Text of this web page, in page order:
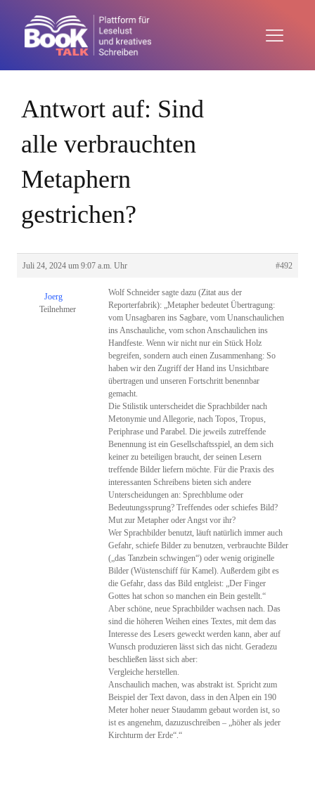
Antwort auf: Sind
alle verbrauchten
Metaphern
gestrichen?
Juli 24, 2024 um 9:07 a.m. Uhr #492
Joerg
Teilnehmer
Wolf Schneider sagte dazu (Zitat aus der
Reporterfabrik): „Metapher bedeutet Übertragung:
vom Unsagbaren ins Sagbare, vom Unanschaulichen
ins Anschauliche, vom schon Anschaulichen ins
Handfeste. Wenn wir nicht nur ein Stück Holz
begreifen, sondern auch einen Zusammenhang: So
haben wir den Zugriff der Hand ins Unsichtbare
übertragen und unseren Fortschritt benennbar
gemacht.
Die Stilistik unterscheidet die Sprachbilder nach
Metonymie und Allegorie, nach Topos, Tropus,
Periphrase und Parabel. Die jeweils zutreffende
Benennung ist ein Gesellschaftsspiel, an dem sich
keiner zu beteiligen braucht, der seinen Lesern
treffende Bilder liefern möchte. Für die Praxis des
interessanten Schreibens bieten sich andere
Unterscheidungen an: Sprechblume oder
Bedeutungssprung? Treffendes oder schiefes Bild?
Mut zur Metapher oder Angst vor ihr?
Wer Sprachbilder benutzt, läuft natürlich immer auch
Gefahr, schiefe Bilder zu benutzen, verbrauchte Bilder
(„das Tanzbein schwingen“) oder wenig originelle
Bilder (Wüstenschiff für Kamel). Außerdem gibt es
die Gefahr, dass das Bild entgleist: „Der Finger
Gottes hat schon so manchen ein Bein gestellt.“
Aber schöne, neue Sprachbilder wachsen nach. Das
sind die höheren Weihen eines Textes, mit dem das
Interesse des Lesers geweckt werden kann, aber auf
Wunsch produzieren lässt sich das nicht. Geradezu
beschließen lässt sich aber:
Vergleiche herstellen.
Anschaulich machen, was abstrakt ist. Spricht zum
Beispiel der Text davon, dass in den Alpen ein 190
Meter hoher neuer Staudamm gebaut worden ist, so
ist es angenehm, dazuzuschreiben – „höher als jeder
Kirchturm der Erde“.“